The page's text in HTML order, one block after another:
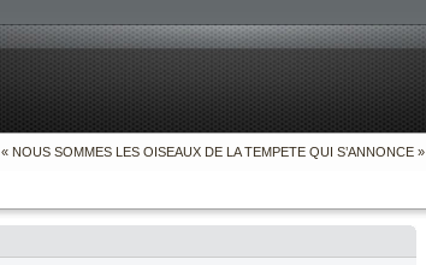
« NOUS SOMMES LES OISEAUX DE LA TEMPETE QUI S’ANNONCE »